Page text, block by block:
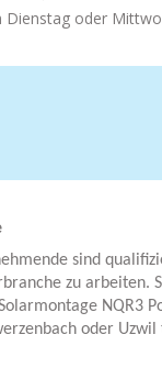
Dienstag oder
sind
zu arbeiten.
NQR3
oder